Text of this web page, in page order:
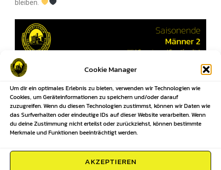
Cookie Manager
Um dir ein optimales Erlebnis zu bieten, verwenden wir Technologien wie
Cookies, um Geräteinformationen zu speichern und/oder darauf
zuzugreifen. Wenn du diesen Technologien zustimmst, können wir Daten wie
das Surfverhalten oder eindeutige IDs auf dieser Website verarbeiten. Wenn
du deine Zustimmung nicht erteilst oder zurückziehst, können bestimmte
Merkmale und Funktionen beeinträchtigt werden.
AKZEPTIEREN
bleiben.